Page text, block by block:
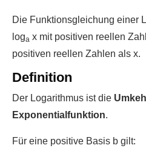
Die Funktionsgleichung einer
loga x mit positiven reellen
positiven reellen Zahlen als x.
Definition
Der Logarithmus ist die
Exponentialfunktion.
Für eine positive Basis b gilt: